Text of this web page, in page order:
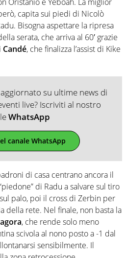
capita sui piedi di Nicolò
Bisogna aspettare la ripresa
serata, che arriva al 60′ grazie
Candé, che finalizza l’assist di Kike
su ultime news di
live? Iscriviti al nostro
WhatsApp
canale WhatsApp
di casa centrano ancora il
di Radu a salvare sul tiro
palo, poi il cross di Zerbin per
della rete. Nel finale, non basta la
, che rende solo meno
scivola al nono posto a -1 dal
sensibilmente. Il